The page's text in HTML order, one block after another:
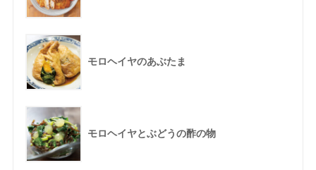
モロヘイヤのあぶたま
モロヘイヤとぶどうの酢の物